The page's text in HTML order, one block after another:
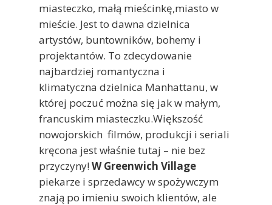
miasteczko, małą mieścinkę,miasto w
mieście. Jest to dawna dzielnica
artystów, buntowników, bohemy i
projektantów. To zdecydowanie
najbardziej romantyczna i
klimatyczna dzielnica Manhattanu, w
której poczuć można się jak w małym,
francuskim miasteczku.Większość
nowojorskich filmów, produkcji i seriali
kręcona jest właśnie tutaj – nie bez
przyczyny! W Greenwich Village
piekarze i sprzedawcy w spożywczym
znają po imieniu swoich klientów, ale